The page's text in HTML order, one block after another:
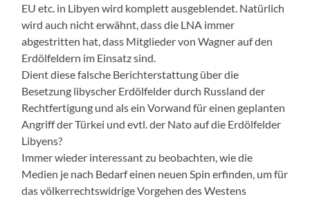
EU etc. in Libyen wird komplett ausgeblendet. Natürlich
wird auch nicht erwähnt, dass die LNA immer
abgestritten hat, dass Mitglieder von Wagner auf den
Erdölfeldern im Einsatz sind.
Dient diese falsche Berichterstattung über die
Besetzung libyscher Erdölfelder durch Russland der
Rechtfertigung und als ein Vorwand für einen geplanten
Angriff der Türkei und evtl. der Nato auf die Erdölfelder
Libyens?
Immer wieder interessant zu beobachten, wie die
Medien je nach Bedarf einen neuen Spin erfinden, um für
das völkerrechtswidrige Vorgehen des Westens